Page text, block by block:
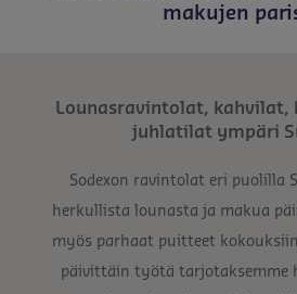
makujen
Lounasravintolat, kahvilat,
juhlatilat ympäri
Sodexon ravintolat eri puolilla
herkullista lounasta ja makua
myös parhaat puitteet
päivittäin työtä tarjotaksemme